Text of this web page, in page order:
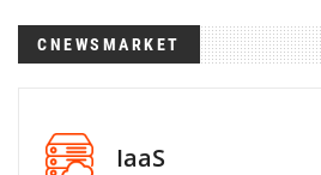
CNEWSMARKET
IaaS